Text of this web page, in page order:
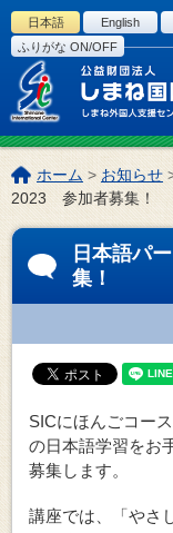
このページの本文へ
日本語 English
ふりがな ON/OFF
こ
の
ペ
ホーム > お知らせ
2023 参加者募集！
日本語パ
集！
SICにほんごコー
の日本語学習をお
募集します。
講座では、「やさ